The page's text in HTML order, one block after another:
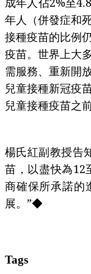
年人（併發症和
接種疫苗的比例
疫苗。世界上大
需服務、重新開
兒童接種新冠疫
兒童接種疫苗之
楊氏紅副教授告
苗，以盡快為12
商確保所承諾的
展。”◆
Tags